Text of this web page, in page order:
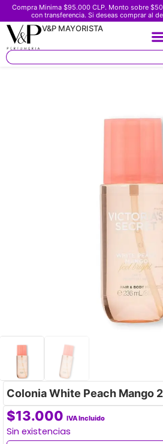
Compra Minima $95.000 CLP. Monto sobre
con transferencia. Si deseas comprar al
V&P MAYORISTA
Colonia White Peach Mango
$13.000 IVA Incluido
Sin existencias